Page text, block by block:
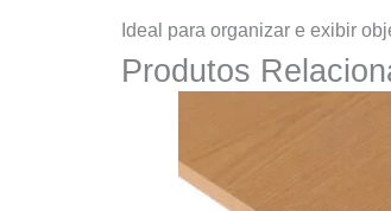
Ideal para organizar e exibir
Produtos